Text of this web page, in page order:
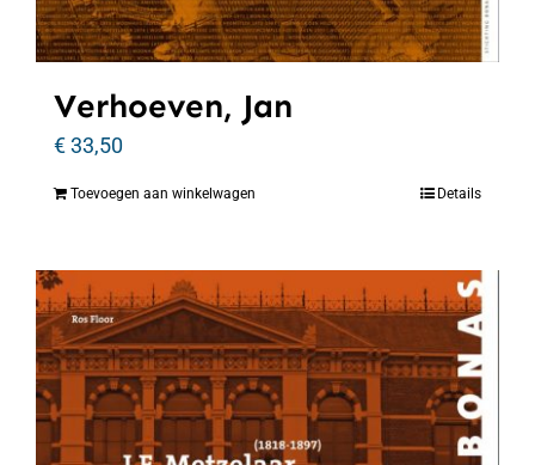
Verhoeven, Jan
€33,50
Toevoegen aan winkelwagen Details